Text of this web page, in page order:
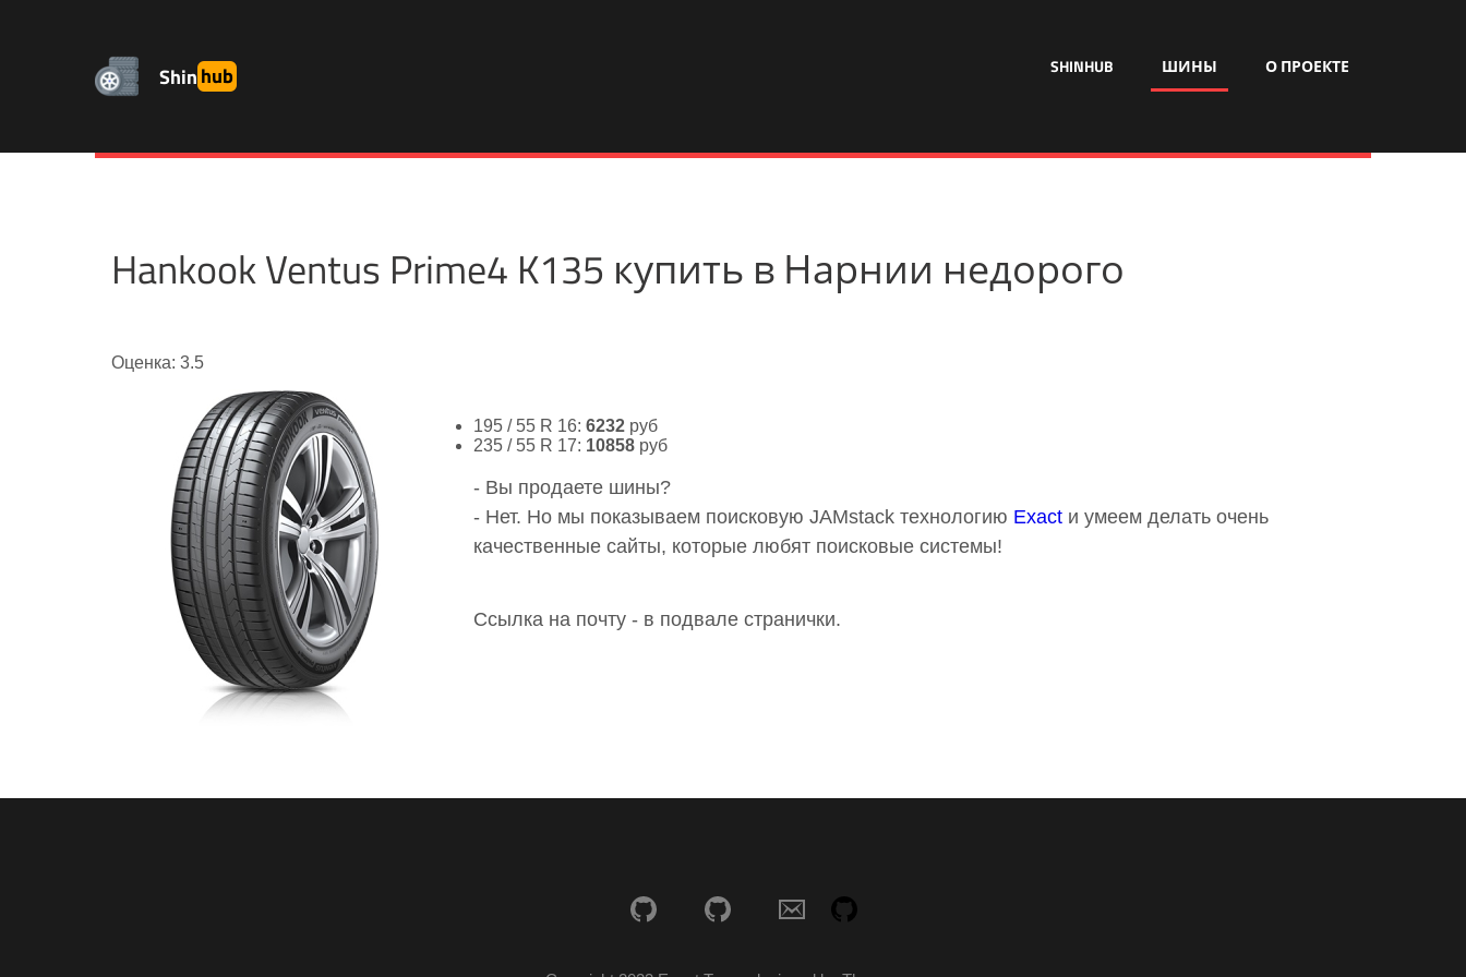
Shinhub SHINHUB ШИНЫ О ПРОЕКТЕ
Hankook Ventus Prime4 K135 купить в Нарнии недорого
Оценка: 3.5
195 / 55 R 16: 6232 руб
235 / 55 R 17: 10858 руб
- Вы продаете шины?
- Нет. Но мы показываем поисковую JAMstack технологию Exact и умеем делать очень
качественные сайты, которые любят поисковые системы!
Ссылка на почту - в подвале странички.